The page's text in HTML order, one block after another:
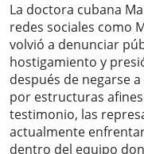
La doctora cubana
redes sociales como
volvió a denunciar
hostigamiento y
después de negarse
por estructuras
testimonio, las
actualmente
dentro del equipo